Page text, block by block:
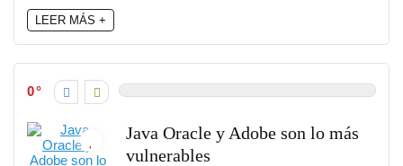
LEER MÁS +
0
Java Oracle y Adobe son lo más
vulnerables